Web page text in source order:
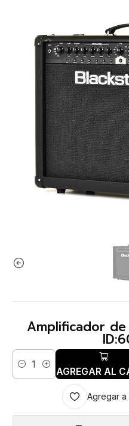
Amplificador
Cantidad AGREGAR AL
Agregar